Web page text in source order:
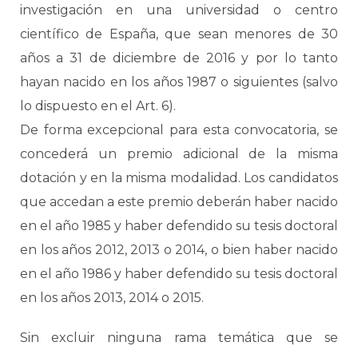
investigación en una universidad o centro
científico de España, que sean menores de 30
años a 31 de diciembre de 2016 y por lo tanto
hayan nacido en los años 1987 o siguientes (salvo
lo dispuesto en el Art. 6).
De forma excepcional para esta convocatoria, se
concederá un premio adicional de la misma
dotación y en la misma modalidad. Los candidatos
que accedan a este premio deberán haber nacido
en el año 1985 y haber defendido su tesis doctoral
en los años 2012, 2013 o 2014, o bien haber nacido
en el año 1986 y haber defendido su tesis doctoral
en los años 2013, 2014 o 2015.
Sin excluir ninguna rama temática que se